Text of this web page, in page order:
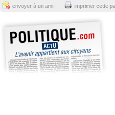
envoyer à un ami imprimer cette